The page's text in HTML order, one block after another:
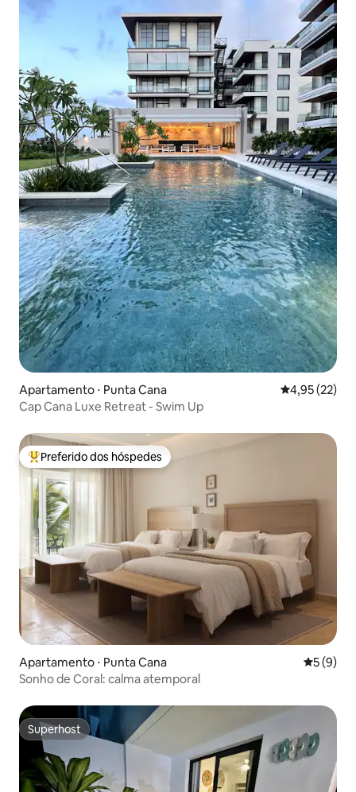
Apartamento ⋅ Punta Cana 4,95 de uma
4,95 (22)
Cap Cana Luxe Retreat - Swim Up
Entre os melhores preferidos dos hóspedes
Preferido dos hóspedes
Apartamento ⋅ Punta Cana 5 de
5 (9)
Sonho de Coral: calma atemporal
Superhost
Superhost